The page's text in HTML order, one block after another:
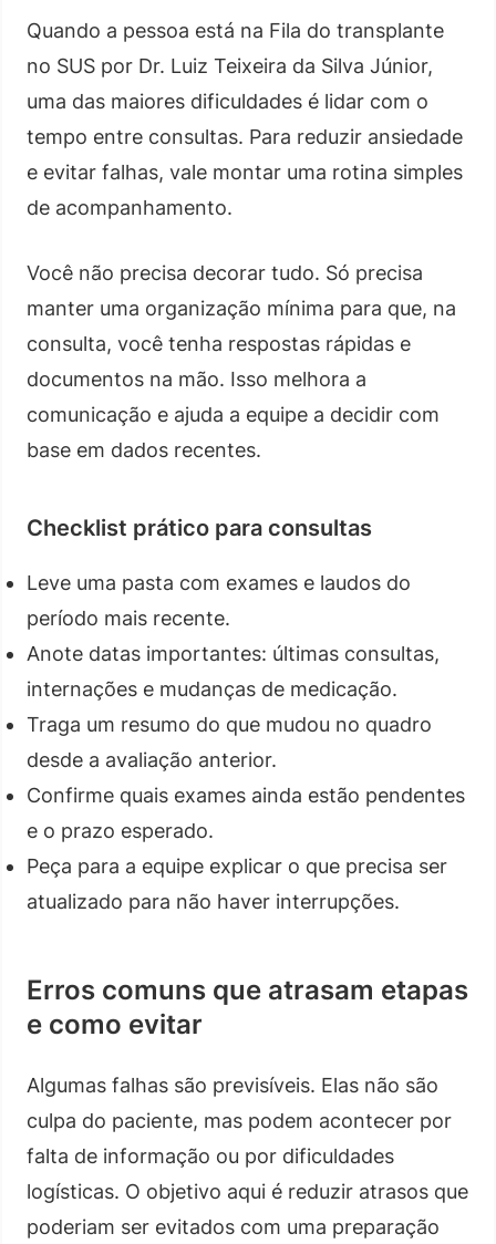
Quando a pessoa está na Fila do transplante
no SUS por Dr. Luiz Teixeira da Silva Júnior,
uma das maiores dificuldades é lidar com o
tempo entre consultas. Para reduzir ansiedade
e evitar falhas, vale montar uma rotina simples
de acompanhamento.
Você não precisa decorar tudo. Só precisa
manter uma organização mínima para que, na
consulta, você tenha respostas rápidas e
documentos na mão. Isso melhora a
comunicação e ajuda a equipe a decidir com
base em dados recentes.
Checklist prático para consultas
Leve uma pasta com exames e laudos do
período mais recente.
Anote datas importantes: últimas consultas,
internações e mudanças de medicação.
Traga um resumo do que mudou no quadro
desde a avaliação anterior.
Confirme quais exames ainda estão pendentes
e o prazo esperado.
Peça para a equipe explicar o que precisa ser
atualizado para não haver interrupções.
Erros comuns que atrasam etapas
e como evitar
Algumas falhas são previsíveis. Elas não são
culpa do paciente, mas podem acontecer por
falta de informação ou por dificuldades
logísticas. O objetivo aqui é reduzir atrasos que
poderiam ser evitados com uma preparação